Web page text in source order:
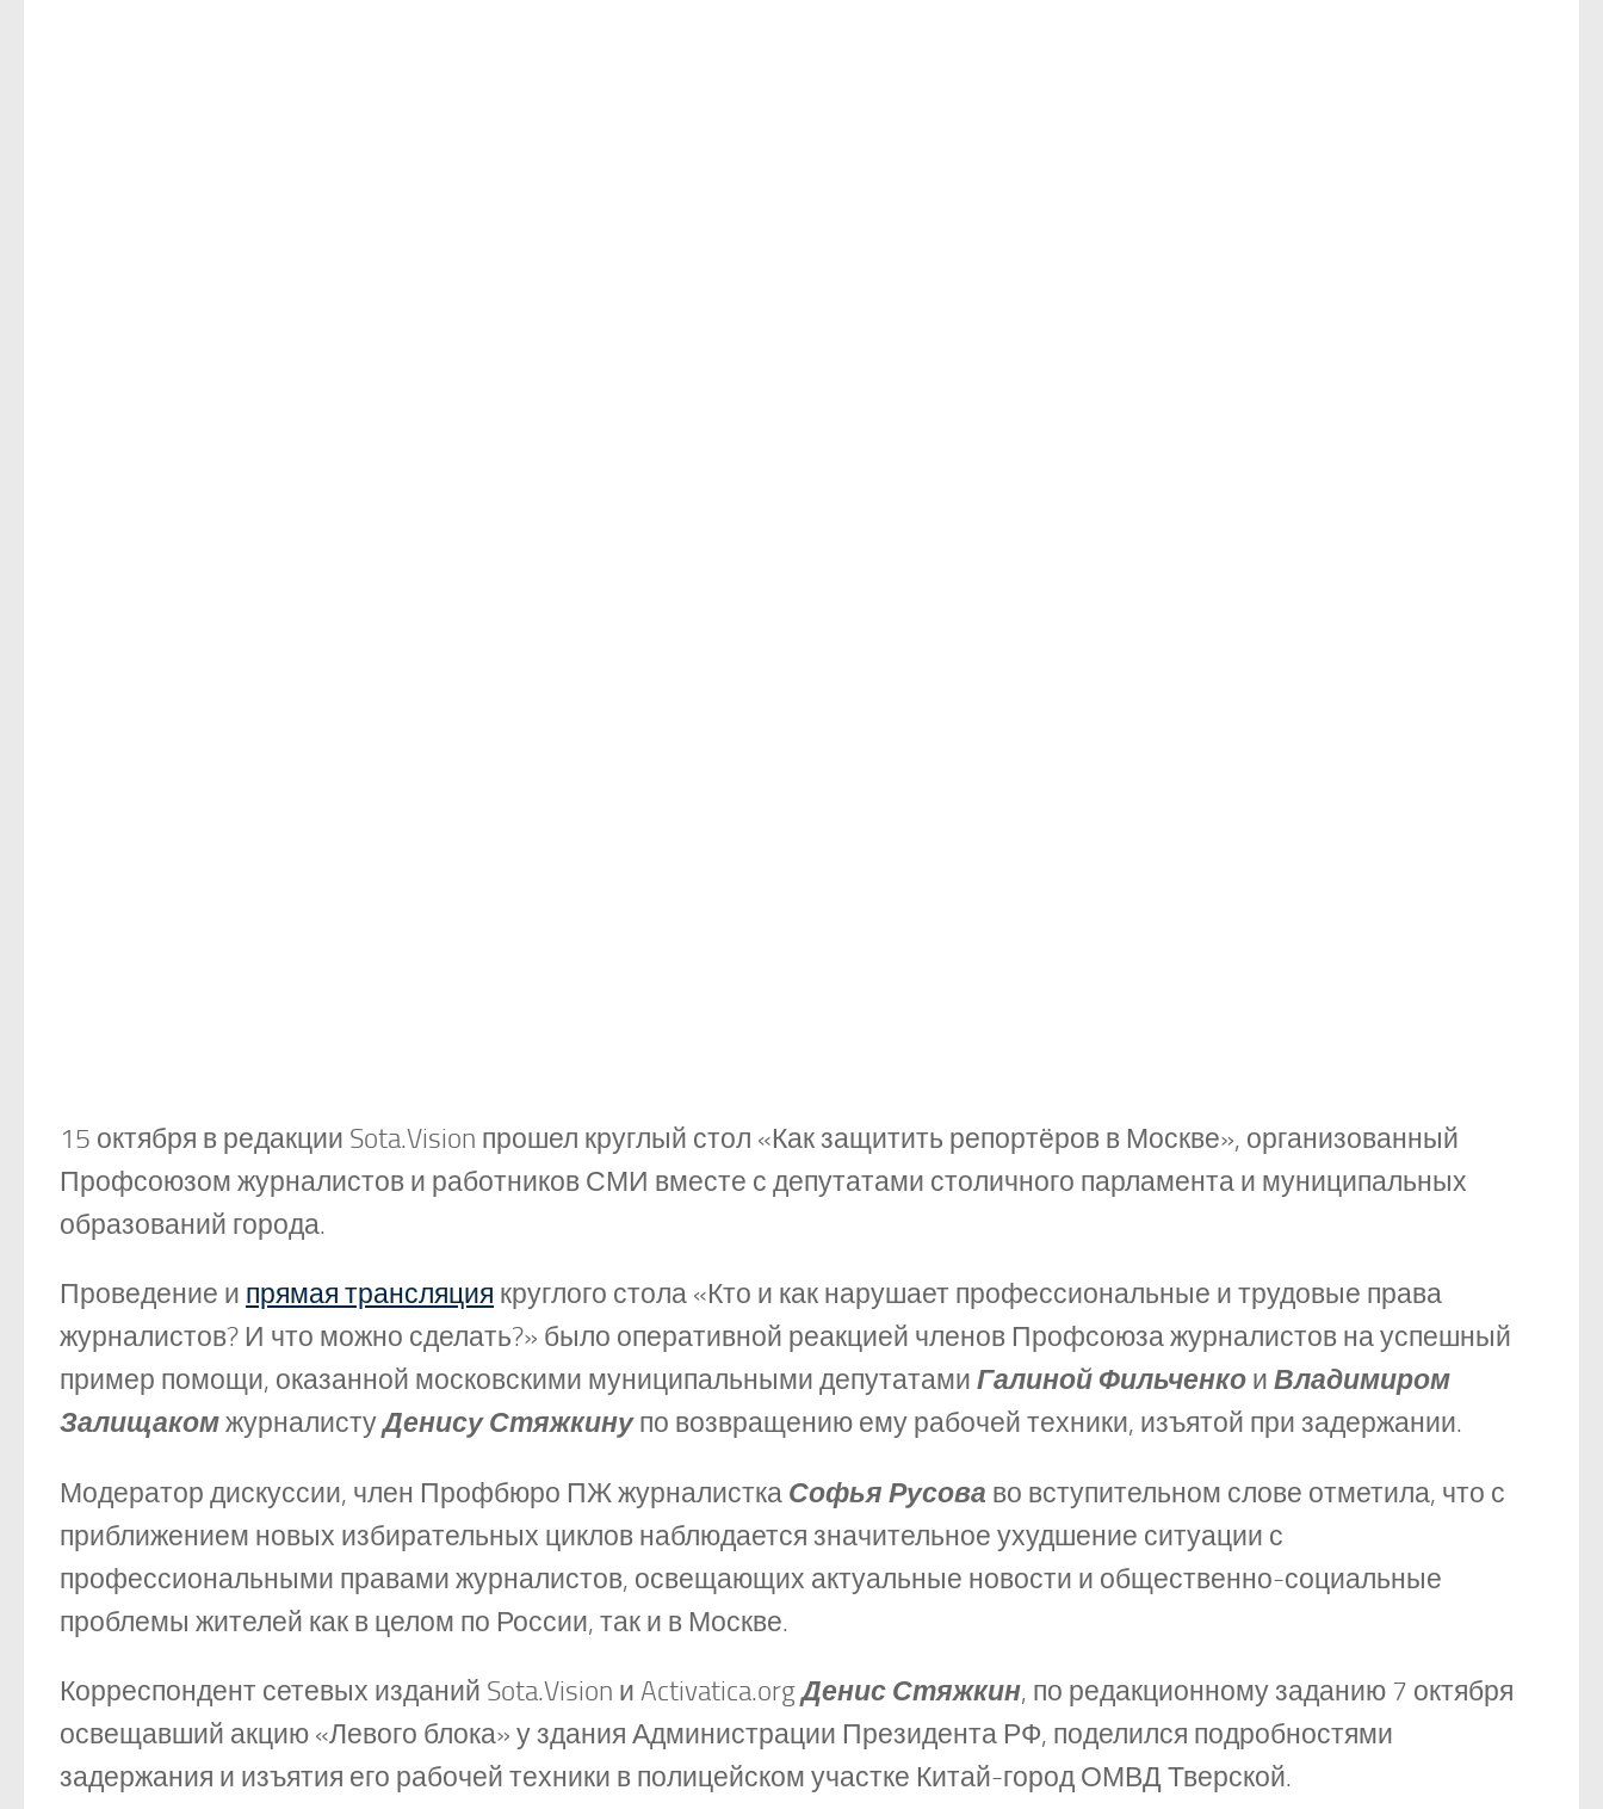
15 октября в редакции Sota.Vision прошел круглый стол «Как защитить репортёров в Москве», организованный
Профсоюзом журналистов и работников СМИ вместе с депутатами столичного парламента и муниципальных
образований города.
Проведение и прямая трансляция круглого стола «Кто и как нарушает профессиональные и трудовые права
журналистов? И что можно сделать?» было оперативной реакцией членов Профсоюза журналистов на успешный
пример помощи, оказанной московскими муниципальными депутатами Галиной Фильченко и Владимиром
ЗалищакомжурналистуДенису Стяжкинупо возвращению ему рабочей техники, изъятой при задержании.
Модератор дискуссии, член Профбюро ПЖ журналистка Софья Русова во вступительном слове отметила, что с
приближением новых избирательных циклов наблюдается значительное ухудшение ситуации с
профессиональными правами журналистов, освещающих актуальные новости и общественно-социальные
проблемы жителей как в целом по России, так и в Москве.
Корреспондент сетевых изданий Sota.Vision и Activatica.orgДенис Стяжкин, по редакционному заданию 7 октября
освещавший акцию «Левого блока» у здания Администрации Президента РФ, поделился подробностями
задержания и изъятия его рабочей техники в полицейском участке Китай-город ОМВД Тверской.